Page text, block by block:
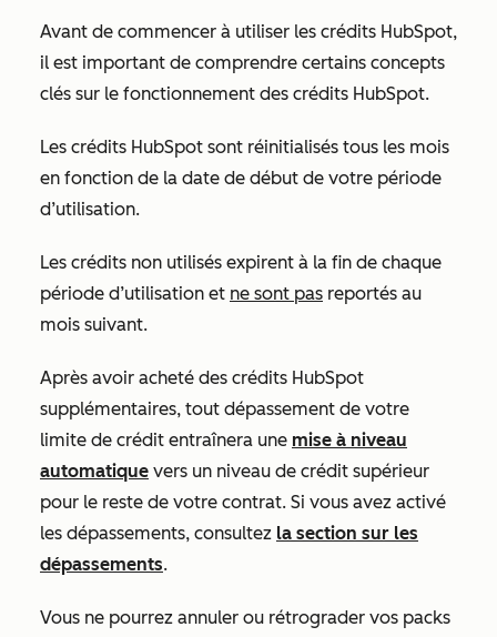
Avant de commencer à utiliser les crédits HubSpot,
il est important de comprendre certains concepts
clés sur le fonctionnement des crédits HubSpot.
Les crédits HubSpot sont réinitialisés tous les mois
en fonction de la date de début de votre période
d’utilisation.
Les crédits non utilisés expirent à la fin de chaque
période d’utilisation et ne sont pas reportés au
mois suivant.
Après avoir acheté des crédits HubSpot
supplémentaires, tout dépassement de votre
limite de crédit entraînera une mise à niveau
automatique vers un niveau de crédit supérieur
pour le reste de votre contrat. Si vous avez activé
les dépassements, consultez la section sur les
dépassements.
Vous ne pourrez annuler ou rétrograder vos packs